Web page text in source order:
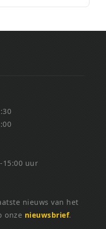
15:00 uur
nieuws van het
onze nieuwsbrief.